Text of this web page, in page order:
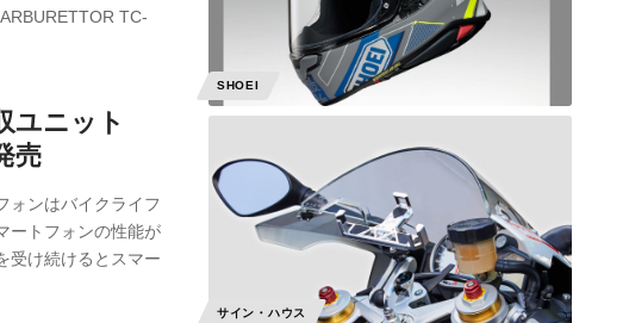
SHOEI
TC-
サイン・ハウス
ユニット
売
ォンはバイクライフ
ートフォンの性能が
受け続けるとスマー